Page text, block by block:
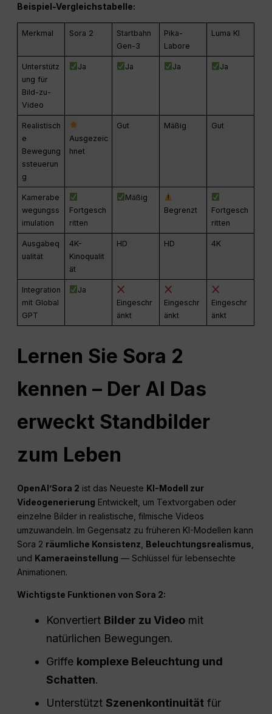
Beispiel-Vergleichstabelle:
Merkmal Sora 2
Startbahn
Gen-3
Pika-
Labore
Luma KI
Unterstütz
ung für
Bild-zu-
Video
Ja Ja Ja Ja
Realistisch
e
Bewegung
ssteuerun
g
Ausgezeic
hnet
Gut Mäßig Gut
Kamerabe
wegungss
imulation
Fortgesch
ritten
Mäßig
Begrenzt
Fortgesch
ritten
Ausgabeq
ualität
4K-
Kinoqualit
ät
HD HD 4K
Integration
mit Global
GPT
Ja
Eingeschr
änkt
Eingeschr
änkt
Eingeschr
änkt
Lernen Sie Sora 2
kennen – Der AI Das
erweckt Standbilder
zum Leben
OpenAI’Sora 2 ist das Neueste KI-Modell zur
Videogenerierung Entwickelt, um Textvorgaben oder
einzelne Bilder in realistische, filmische Videos
umzuwandeln. Im Gegensatz zu früheren KI-Modellen kann
Sora 2 räumliche Konsistenz Beleuchtungsrealismus
und Kameraeinstellung — Schlüssel für lebensechte
Animationen.
Wichtigste Funktionen von Sora 2:
Konvertiert Bilder zu Video mit
natürlichen Bewegungen.
Griffe komplexe Beleuchtung und
Schatten.
UnterstütztSzenenkontinuität für